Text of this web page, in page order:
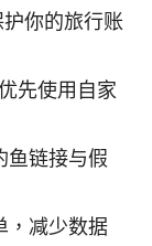
你的旅行账
先使用自家
鱼链接与假
，减少数据